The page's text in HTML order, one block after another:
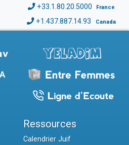
+33.1.80.20.5000 France
+1.437.887.14.93 Canada
Ressources
Calendrier Juif